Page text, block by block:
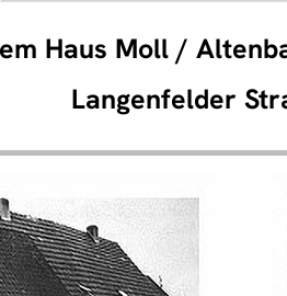
Haus Moll /
Langenfelder